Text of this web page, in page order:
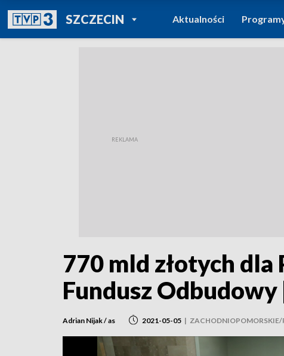
SZCZECINPOWRÓT DO
TVP REGIONY
Aktualności
770 mld złotych dla
Fundusz Odbudowy
Adrian Nijak / as 2021-05-05 | ZACHODNIOPOMORSKIE/